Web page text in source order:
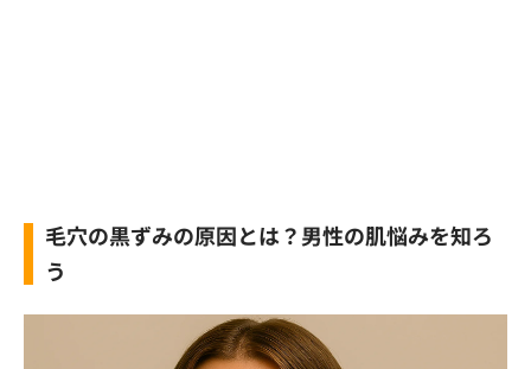
毛穴の黒ずみの原因とは？男性の肌悩みを知ろ
う